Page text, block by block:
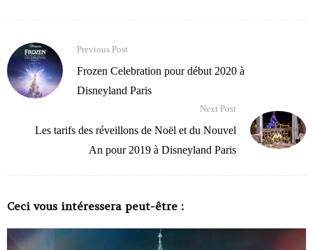
Previous Post
Frozen Celebration pour début 2020 à
Disneyland Paris
Next Post
Les tarifs des réveillons de Noël et du Nouvel
An pour 2019 à Disneyland Paris
Ceci vous intéressera peut-être :